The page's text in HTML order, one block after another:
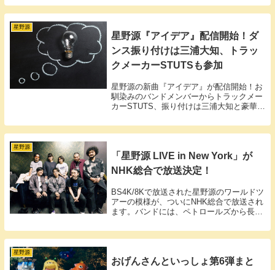
シ）。昨年頭の全国ツアー「YELLOW
VOYAGE」の時点...
星野源
星野源『アイデア』配信開始！ダ
ンス振り付けは三浦大知、トラッ
クメーカーSTUTSも参加
星野源の新曲『アイデア』が配信開始！お
馴染みのバンドメンバーからトラックメー
カーSTUTS、振り付けは三浦大知と豪華な
星野源
「星野源 LIVE in New York」が
NHK総合で放送決定！
BS4K/8Kで放送された星野源のワールドツ
アーの模様が、ついにNHK総合で放送され
ます。バンドには、ペトロールズから長岡
星野源
おげんさんといっしょ第6弾まと